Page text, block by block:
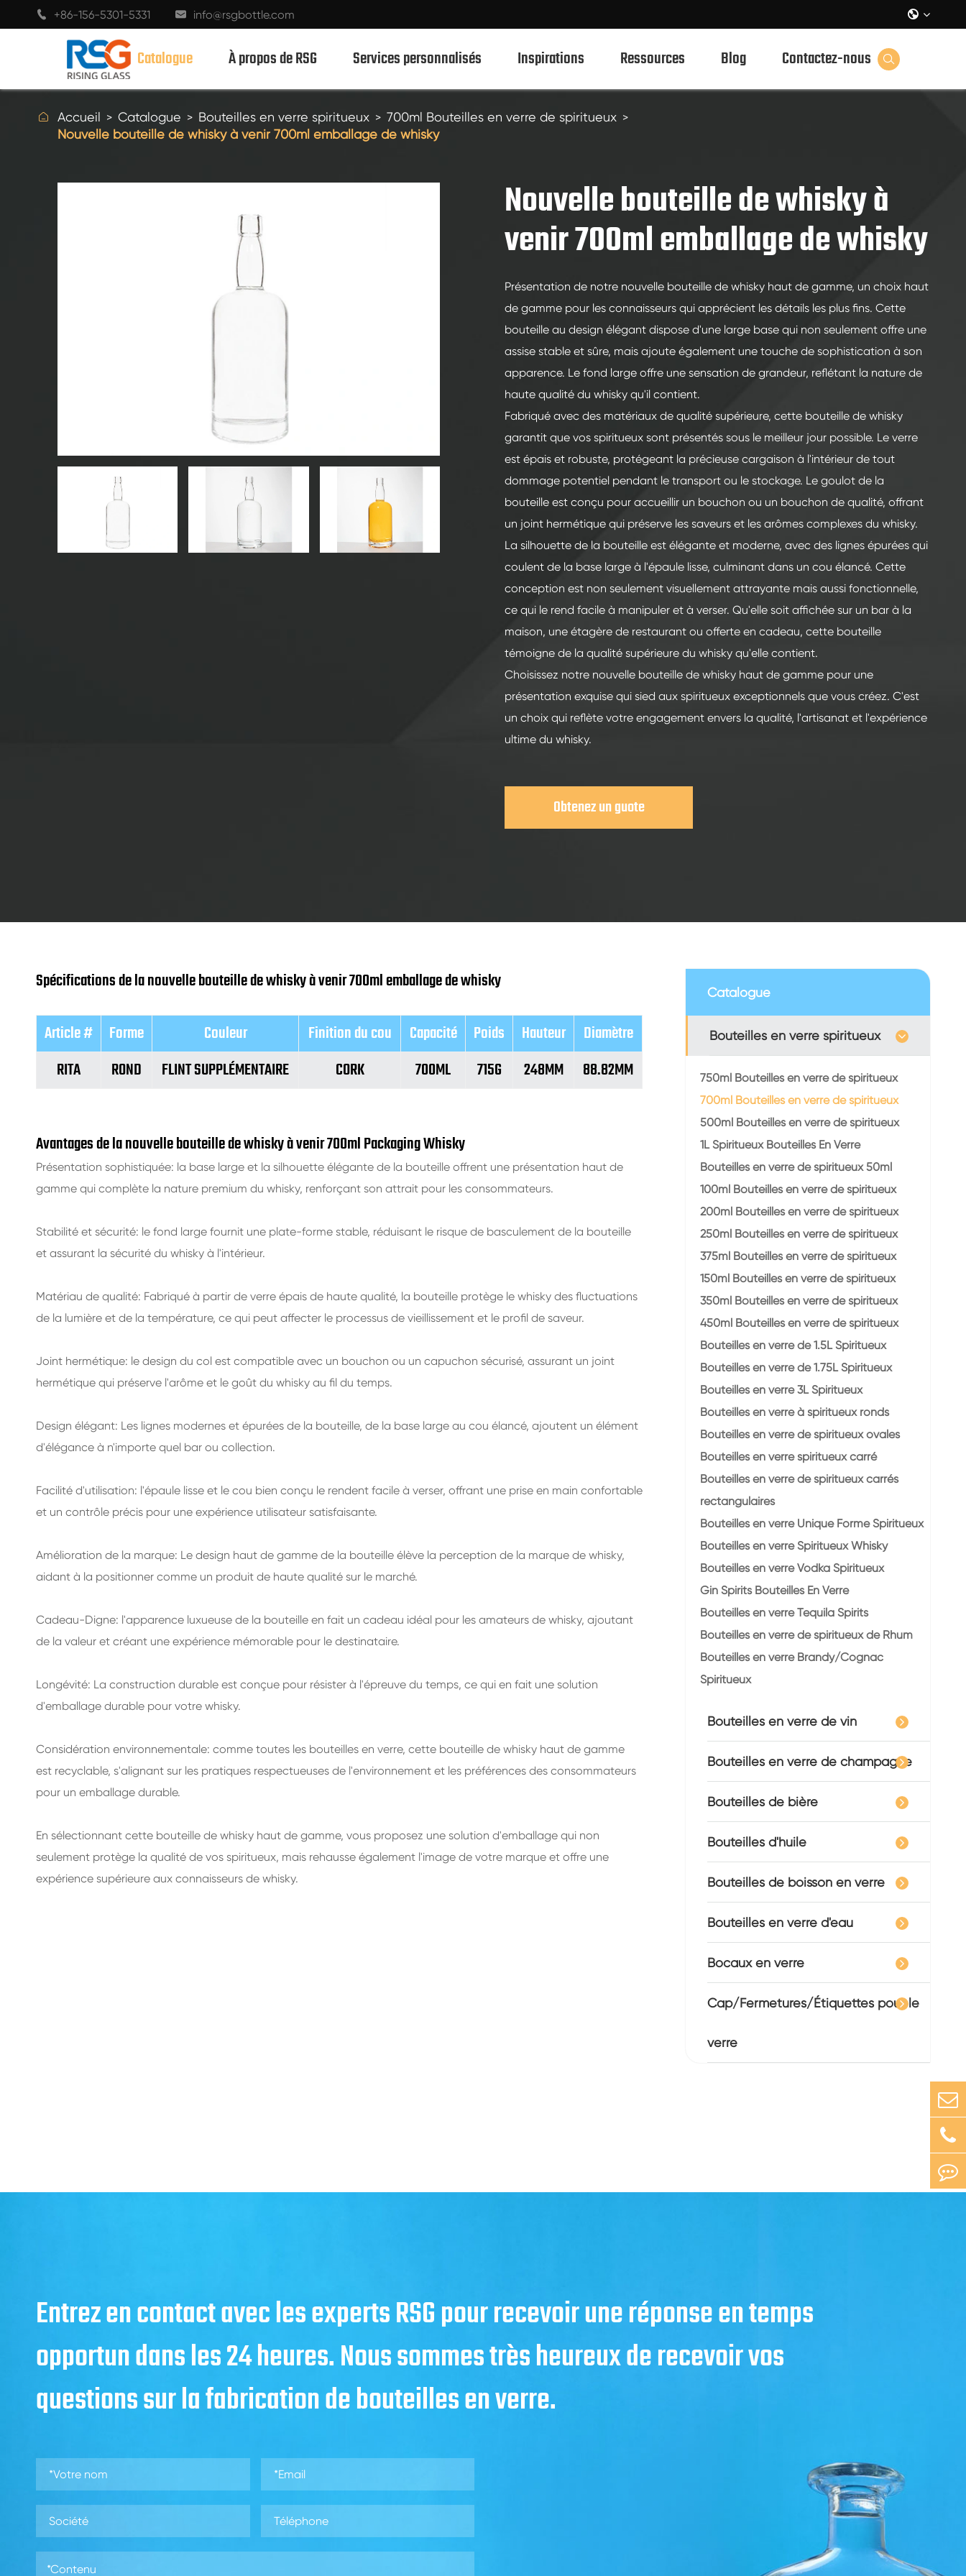
 +86-156-5301-5331  info@rsgbottle.com 
Catalogue
BOUTEILLES EN VERRE DE VIN
BOUTEILLES DE BOISSON EN VERRE
CAP/FERMETURES/ÉTIQUETTES POUR LE VERRE
700ml Bouteilles en verre de spiritueux
À propos de RSG Services personnalisés Inspirations Ressources Blog Contactez-nous 
 Accueil Catalogue Bouteilles en verre spiritueux
700ml Bouteilles en verre de spiritueux
Nouvelle bouteille de whisky à venir 700ml emballage de whisky
Nouvelle bouteille de whisky à
venir 700ml emballage de whisky
Présentation de notre nouvelle bouteille de whisky haut de gamme, un choix haut
de gamme pour les connaisseurs qui apprécient les détails les plus fins. Cette
bouteille au design élégant dispose d'une large base qui non seulement offre une
assise stable et sûre, mais ajoute également une touche de sophistication à son
apparence. Le fond large offre une sensation de grandeur, reflétant la nature de
haute qualité du whisky qu'il contient.
Fabriqué avec des matériaux de qualité supérieure, cette bouteille de whisky
garantit que vos spiritueux sont présentés sous le meilleur jour possible. Le verre
est épais et robuste, protégeant la précieuse cargaison à l'intérieur de tout
dommage potentiel pendant le transport ou le stockage. Le goulot de la
bouteille est conçu pour accueillir un bouchon ou un bouchon de qualité, offrant
un joint hermétique qui préserve les saveurs et les arômes complexes du whisky.
La silhouette de la bouteille est élégante et moderne, avec des lignes épurées qui
coulent de la base large à l'épaule lisse, culminant dans un cou élancé. Cette
conception est non seulement visuellement attrayante mais aussi fonctionnelle,
ce qui le rend facile à manipuler et à verser. Qu'elle soit affichée sur un bar à la
maison, une étagère de restaurant ou offerte en cadeau, cette bouteille
témoigne de la qualité supérieure du whisky qu'elle contient.
Choisissez notre nouvelle bouteille de whisky haut de gamme pour une
présentation exquise qui sied aux spiritueux exceptionnels que vous créez. C'est
un choix qui reflète votre engagement envers la qualité, l'artisanat et l'expérience
ultime du whisky.
Obtenez un guote
Spécifications de la nouvelle bouteille de whisky à venir 700ml emballage de whisky
Article # Forme Couleur Finition du cou Capacité Poids Hauteur
Diamètre
RITA
ROND FLINT SUPPLÉMENTAIRE CORK 700ML 715G 248MM 88.82MM
Avantages de la nouvelle bouteille de whisky à venir 700ml Packaging Whisky
Présentation sophistiquée: la base large et la silhouette élégante de la bouteille offrent une présentation haut de
gamme qui complète la nature premium du whisky, renforçant son attrait pour les consommateurs.
Stabilité et sécurité: le fond large fournit une plate-forme stable, réduisant le risque de basculement de la bouteille
et assurant la sécurité du whisky à l'intérieur.
Matériau de qualité: Fabriqué à partir de verre épais de haute qualité, la bouteille protège le whisky des fluctuations
de la lumière et de la température, ce qui peut affecter le processus de vieillissement et le profil de saveur.
Joint hermétique: le design du col est compatible avec un bouchon ou un capuchon sécurisé, assurant un joint
hermétique qui préserve l'arôme et le goût du whisky au fil du temps.
Design élégant: Les lignes modernes et épurées de la bouteille, de la base large au cou élancé, ajoutent un élément
d'élégance à n'importe quel bar ou collection.
Facilité d'utilisation: l'épaule lisse et le cou bien conçu le rendent facile à verser, offrant une prise en main confortable
et un contrôle précis pour une expérience utilisateur satisfaisante.
Amélioration de la marque: Le design haut de gamme de la bouteille élève la perception de la marque de whisky,
aidant à la positionner comme un produit de haute qualité sur le marché.
Cadeau-Digne: l'apparence luxueuse de la bouteille en fait un cadeau idéal pour les amateurs de whisky, ajoutant
de la valeur et créant une expérience mémorable pour le destinataire.
Longévité: La construction durable est conçue pour résister à l'épreuve du temps, ce qui en fait une solution
d'emballage durable pour votre whisky.
Considération environnementale: comme toutes les bouteilles en verre, cette bouteille de whisky haut de gamme
est recyclable, s'alignant sur les pratiques respectueuses de l'environnement et les préférences des consommateurs
pour un emballage durable.
En sélectionnant cette bouteille de whisky haut de gamme, vous proposez une solution d'emballage qui non
seulement protège la qualité de vos spiritueux, mais rehausse également l'image de votre marque et offre une
expérience supérieure aux connaisseurs de whisky.
Catalogue
Bouteilles en verre spiritueux
750ml Bouteilles en verre de spiritueux
700ml Bouteilles en verre de spiritueux
500ml Bouteilles en verre de spiritueux
1L Spiritueux Bouteilles En Verre
Bouteilles en verre de spiritueux 50ml
100ml Bouteilles en verre de spiritueux
200ml Bouteilles en verre de spiritueux
250ml Bouteilles en verre de spiritueux
375ml Bouteilles en verre de spiritueux
150ml Bouteilles en verre de spiritueux
350ml Bouteilles en verre de spiritueux
450ml Bouteilles en verre de spiritueux
Bouteilles en verre de 1.5L Spiritueux
Bouteilles en verre de 1.75L Spiritueux
Bouteilles en verre 3L Spiritueux
Bouteilles en verre à spiritueux ronds
Bouteilles en verre de spiritueux ovales
Bouteilles en verre spiritueux carré
Bouteilles en verre de spiritueux carrés
rectangulaires
Bouteilles en verre Unique Forme Spiritueux
Bouteilles en verre Spiritueux Whisky
Bouteilles en verre Vodka Spiritueux
Gin Spirits Bouteilles En Verre
Bouteilles en verre Tequila Spirits
Bouteilles en verre de spiritueux de Rhum
Bouteilles en verre Brandy/Cognac
Spiritueux
Bouteilles en verre de vin
Bouteilles en verre de champagne
Bouteilles de bière
Bouteilles d'huile
Bouteilles de boisson en verre
Bouteilles en verre d'eau
Bocaux en verre
Cap/Fermetures/Étiquettes pour le
verre
Entrez en contact avec les experts RSG pour recevoir une réponse en temps
opportun dans les 24 heures. Nous sommes très heureux de recevoir vos
questions sur la fabrication de bouteilles en verre.